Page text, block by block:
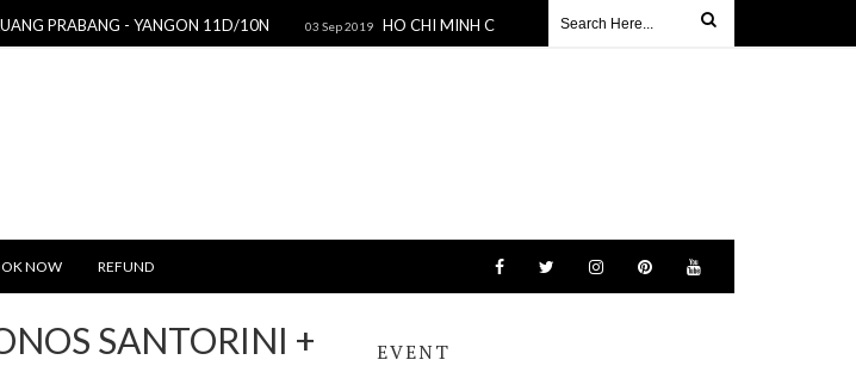
- YANGON 11D/10N 03 Sep 2019 HO CHI MINH CITY – SIEM REAP – LUANG PRABANG - BANGKOK 9D/8N
NOW REFUND
SANTORINI +
EVENT